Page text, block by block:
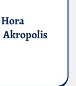
Akropolis